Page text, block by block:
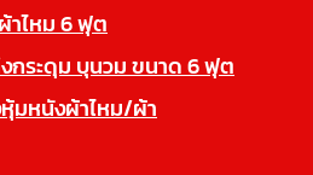
าไหม 6 ฟุต
กระดุม บุนวม ขนาด 6 ฟุต
หุ้มหนังผ้าไหม/ผ้า